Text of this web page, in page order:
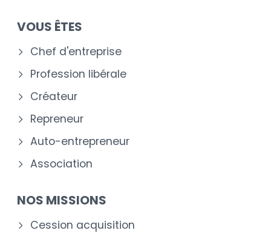
VOUS ÊTES
Chef d'entreprise
Profession libérale
Créateur
Repreneur
Auto-entrepreneur
Association
NOS MISSIONS
Cession acquisition